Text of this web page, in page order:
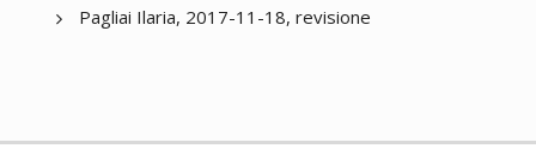
Pagliai Ilaria, 2017-11-18, revisione